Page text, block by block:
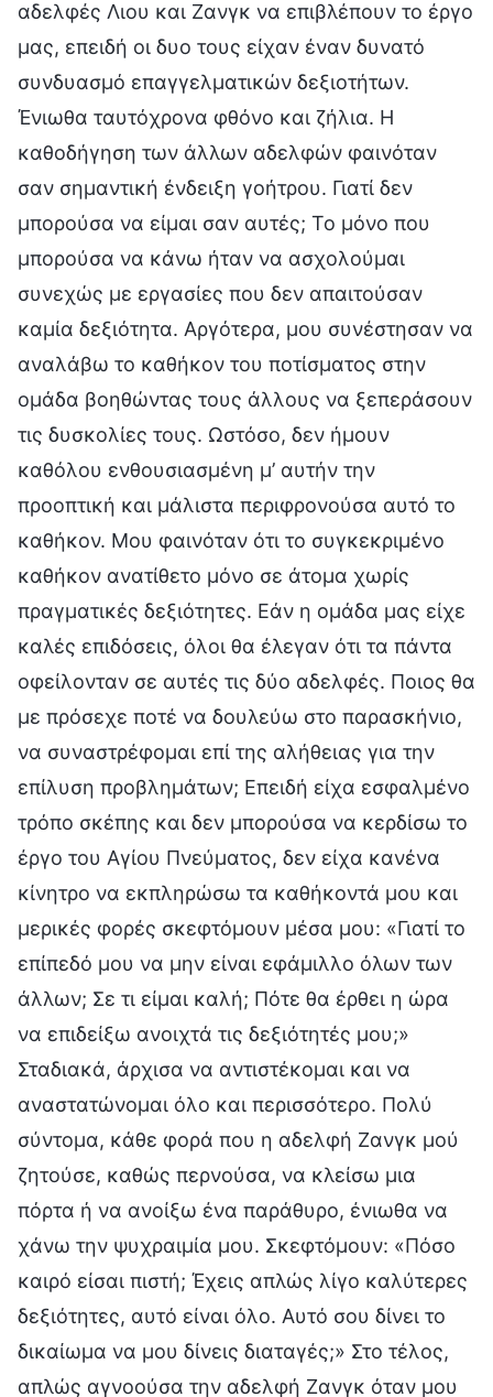
αδελφές Λιου και Ζανγκ να επιβλέπουν το έργο
μας, επειδή οι δυο τους είχαν έναν δυνατό
συνδυασμό επαγγελματικών δεξιοτήτων.
Ένιωθα ταυτόχρονα φθόνο και ζήλια. Η
καθοδήγηση των άλλων αδελφών φαινόταν
σαν σημαντική ένδειξη γοήτρου. Γιατί δεν
μπορούσα να είμαι σαν αυτές; Το μόνο που
μπορούσα να κάνω ήταν να ασχολούμαι
συνεχώς με εργασίες που δεν απαιτούσαν
καμία δεξιότητα. Αργότερα, μου συνέστησαν να
αναλάβω το καθήκον του ποτίσματος στην
ομάδα βοηθώντας τους άλλους να ξεπεράσουν
τις δυσκολίες τους. Ωστόσο, δεν ήμουν
καθόλου ενθουσιασμένη μ’ αυτήν την
προοπτική και μάλιστα περιφρονούσα αυτό το
καθήκον. Μου φαινόταν ότι το συγκεκριμένο
καθήκον ανατίθετο μόνο σε άτομα χωρίς
πραγματικές δεξιότητες. Εάν η ομάδα μας είχε
καλές επιδόσεις, όλοι θα έλεγαν ότι τα πάντα
οφείλονταν σε αυτές τις δύο αδελφές. Ποιος θα
με πρόσεχε ποτέ να δουλεύω στο παρασκήνιο,
να συναστρέφομαι επί της αλήθειας για την
επίλυση προβλημάτων; Επειδή είχα εσφαλμένο
τρόπο σκέπης και δεν μπορούσα να κερδίσω το
έργο του Αγίου Πνεύματος, δεν είχα κανένα
κίνητρο να εκπληρώσω τα καθήκοντά μου και
μερικές φορές σκεφτόμουν μέσα μου: «Γιατί το
επίπεδό μου να μην είναι εφάμιλλο όλων των
άλλων; Σε τι είμαι καλή; Πότε θα έρθει η ώρα
να επιδείξω ανοιχτά τις δεξιότητές μου;»
Σταδιακά, άρχισα να αντιστέκομαι και να
αναστατώνομαι όλο και περισσότερο. Πολύ
σύντομα, κάθε φορά που η αδελφή Ζανγκ μού
ζητούσε, καθώς περνούσα, να κλείσω μια
πόρτα ή να ανοίξω ένα παράθυρο, ένιωθα να
χάνω την ψυχραιμία μου. Σκεφτόμουν: «Πόσο
καιρό είσαι πιστή; Έχεις απλώς λίγο καλύτερες
δεξιότητες, αυτό είναι όλο. Αυτό σου δίνει το
δικαίωμα να μου δίνεις διαταγές;» Στο τέλος,
απλώς αγνοούσα την αδελφή Ζανγκ όταν μου